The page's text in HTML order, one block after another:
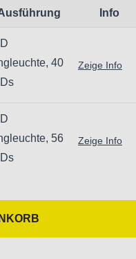
versierte und mit dem
B.V.,
Info
40
Zeige Info
56
Zeige Info